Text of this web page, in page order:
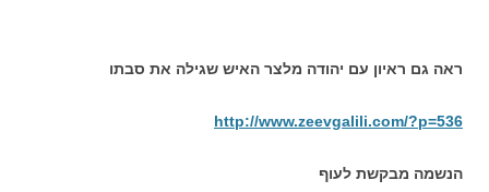
ראה גם ראיון עם יהודה מלצר האיש שגילה את סבתו
http://www.zeevgalili.com/?p=536
הנשמה מבקשת לעוף